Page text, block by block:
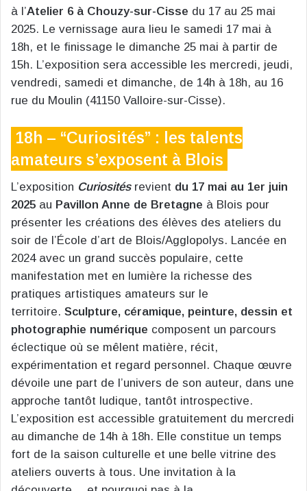
à l’Atelier 6 à Chouzy-sur-Cisse du 17 au 25 mai
2025. Le vernissage aura lieu le samedi 17 mai à
18h, et le finissage le dimanche 25 mai à partir de
15h. L’exposition sera accessible les mercredi, jeudi,
vendredi, samedi et dimanche, de 14h à 18h, au 16
rue du Moulin (41150 Valloire-sur-Cisse).
18h – “Curiosités” : les talents
amateurs s’exposent à Blois
L’exposition Curiositésrevient du 17 mai au 1er juin
2025 au Pavillon Anne de Bretagne à Blois pour
présenter les créations des élèves des ateliers du
soir de l’École d’art de Blois/Agglopolys. Lancée en
2024 avec un grand succès populaire, cette
manifestation met en lumière la richesse des
pratiques artistiques amateurs sur le
territoire. Sculpture, céramique, peinture, dessin et
photographie numérique composent un parcours
éclectique où se mêlent matière, récit,
expérimentation et regard personnel. Chaque œuvre
dévoile une part de l’univers de son auteur, dans une
approche tantôt ludique, tantôt introspective.
L’exposition est accessible gratuitement du mercredi
au dimanche de 14h à 18h. Elle constitue un temps
fort de la saison culturelle et une belle vitrine des
ateliers ouverts à tous. Une invitation à la